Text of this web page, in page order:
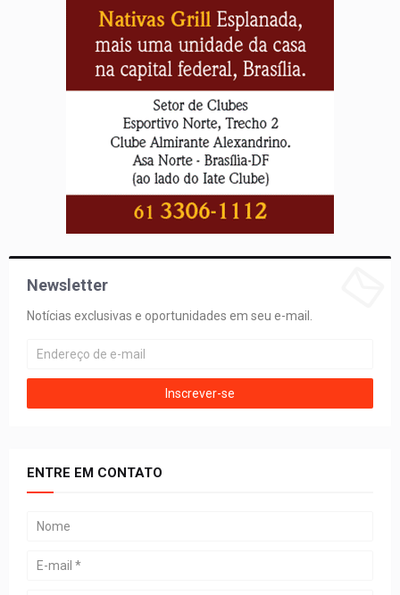
Newsletter
Notícias exclusivas e oportunidades em seu e-mail.
ENTRE EM CONTATO